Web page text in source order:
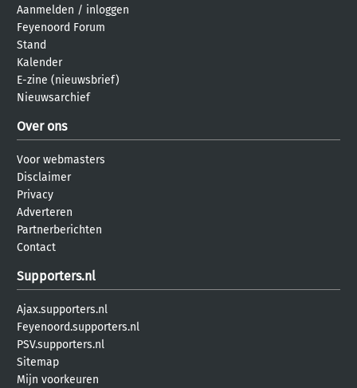
Aanmelden / inloggen
Feyenoord Forum
Stand
Kalender
E-zine (nieuwsbrief)
Nieuwsarchief
Over ons
Voor webmasters
Disclaimer
Privacy
Adverteren
Partnerberichten
Contact
Supporters.nl
Ajax.supporters.nl
Feyenoord.supporters.nl
PSV.supporters.nl
Sitemap
Mijn voorkeuren